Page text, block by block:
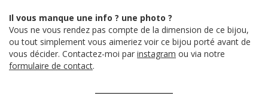
Il vous manque une info ? une photo ?
Vous ne vous rendez pas compte de la dimension de ce bijou,
ou tout simplement vous aimeriez voir ce bijou porté avant de
vous décider. Contactez-moi par instagram ou via notre
formulaire de contact.